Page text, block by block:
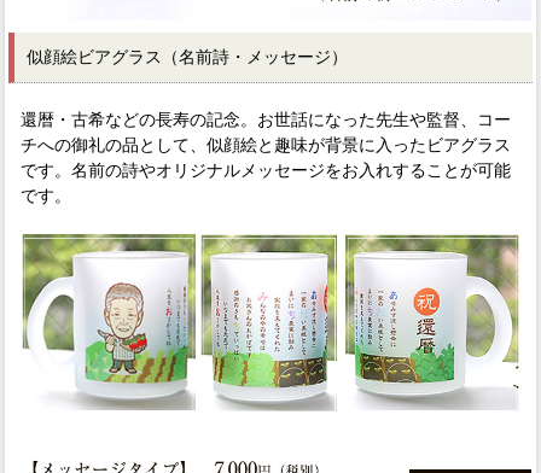
似顔絵ビアグラス（名前詩・メッセージ）
還暦・古希などの長寿の記念。お世話になった先生や監督、コー
チへの御礼の品として、似顔絵と趣味が背景に入ったビアグラス
です。名前の詩やオリジナルメッセージをお入れすることが可能
です。